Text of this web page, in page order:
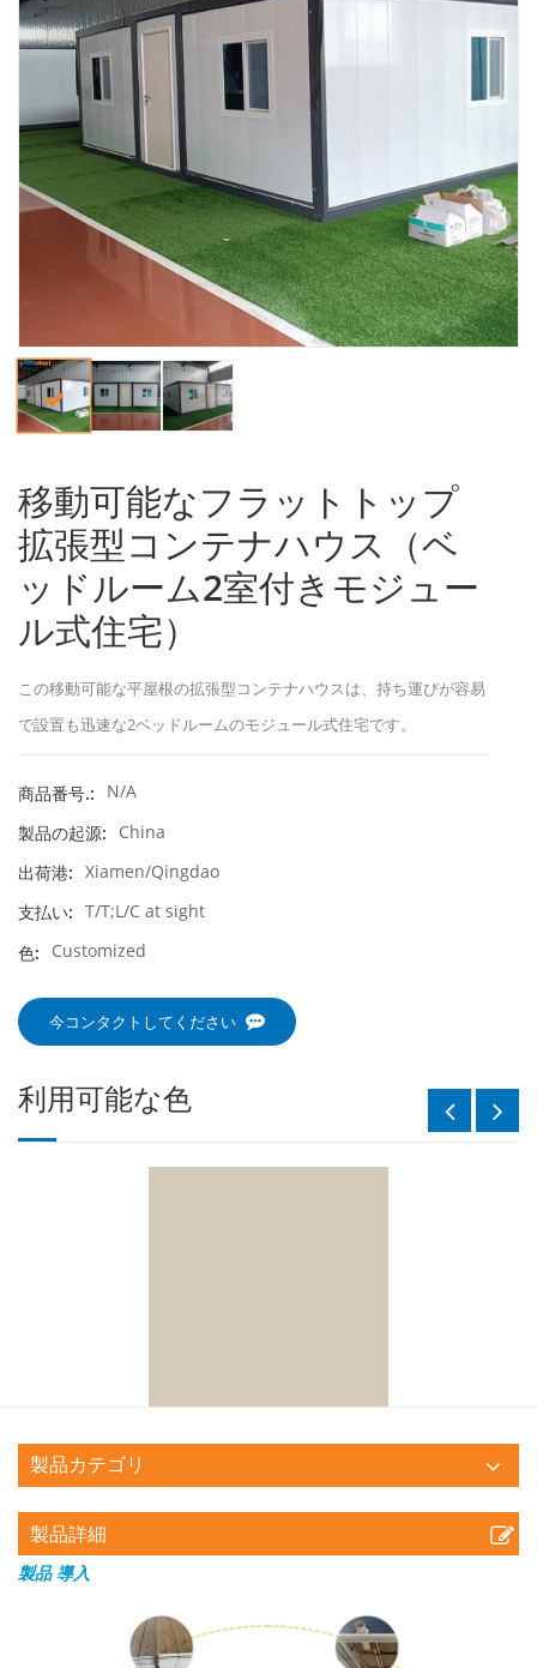
移動可能なフラットトップ
拡張型コンテナハウス（ベ
ッドルーム2室付きモジュー
ル式住宅）
この移動可能な平屋根の拡張型コンテナハウスは、持ち運びが容易
で設置も迅速な2ベッドルームのモジュール式住宅です。
商品番号.:
N/A
製品の起源:
China
出荷港: Xiamen/Qingdao
支払い: T/T;L/C at sight
色:
Customized
今コンタクトしてください
利用可能な色
製品カテゴリ
製品詳細
製品導入